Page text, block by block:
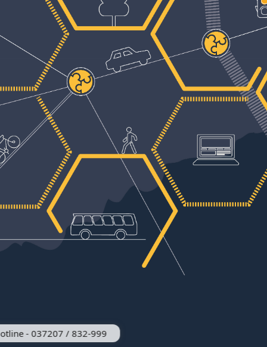
- 037207 / 832-999